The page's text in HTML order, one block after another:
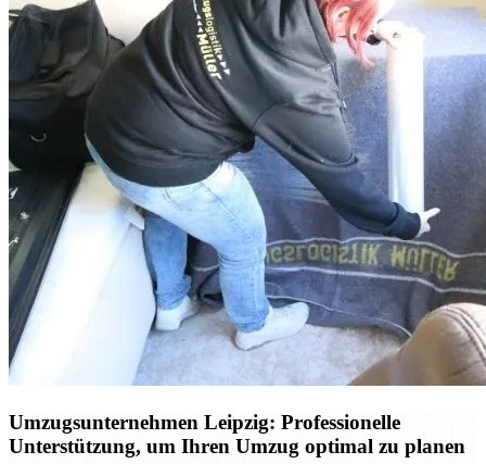
Umzugsunternehmen Leipzig: Professionelle
Unterstützung, um Ihren Umzug optimal zu planen